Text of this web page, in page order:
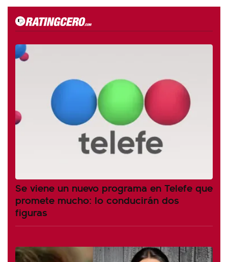
Se viene un nuevo programa en Telefe que
promete mucho: lo conducirán dos
figuras